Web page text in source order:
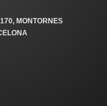
MONTORNES